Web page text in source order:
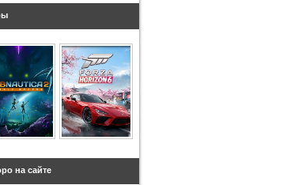
на сайте